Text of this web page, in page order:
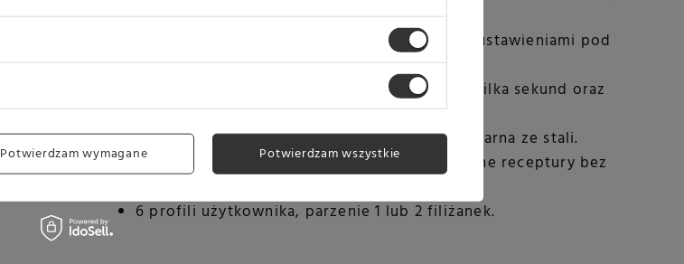
to automatyczna mikropianka z ustawieniami pod
- gotowość w kilka sekund oraz
Młynek Baratzaz 30 ustawieniami mielenia; żarna ze stali.
Cold Brew & Cold Espresso— szybkie, chłodne receptury bez
6 profili użytkownika, parzenie 1 lub 2 filiżanek.
Potwierdzam wymagane Potwierdzam wszystkie